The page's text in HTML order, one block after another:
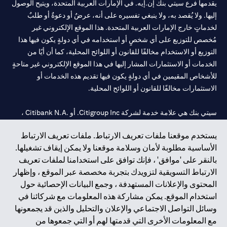
يستخدم موقعنا ملفات تعريف الارتباط. ملفات تعريف الارتباط
الأساسية مطلوبة لأمان وسلامة موقعنا ولا يمكن إيقاف تشغيلها.
بالنقر على 'موافق' ، فإنك توافق على استخدامنا لملفات تعريف
الارتباط التسويقية لتزويدك بتجربة مخصصة عبر الموقع ، وإظهار
المحتوى والإعلانات المستهدفة ، وجمع البيانات الإحصائية حول
استخدام الموقع. يمكن مشاركة هذه المعلومات مع شركائنا في
وسائل التواصل الاجتماعي والإعلان والتحليل والذين قد يجمعونها
مع المعلومات الأخرى التي قدمتها لهم أو التي جمعوها من
يقدمها فرع سيتي بنك إن.إيه. في الإمارات العربية المتحدة، ويتيح الوصول
إليها. ولا يُقصد به، ولا ينبغي تفسيره على أنه، عرضٌ أو دعوةٌ أو طلبٌ
لخدماتٍ خارج الإمارات العربية المتحدة. هذا الموقع الإلكتروني غير
مُخصص للتوزيع على أي شخصٍ أو استخدامه في أي دولةٍ يكون فيها هذا
التوزيع أو الاستخدام مخالفًا للقانون أو اللوائح المحلية، كما أن أيًا من
الخدمات أو الاستثمارات المشار إليها في هذا الموقع الإلكتروني غير متاحةٍ
للأشخاص المقيمين في أي دولةٍ يكون فيها تقديم هذه الخدمات أو
الاستثمارات مخالفًا للقانون أو اللوائح المحلية.
سيتي بنك هي علامة خدمة لشركة Citigroup Inc. أو .Citibank N.A ،
سيتي بنك إن. إيه. الإمارات مسجل لدى مصرف الإمارات المركزي تحت
أرقام التراخيص 202563 لفرع الوصل في دبي، 531989 لفرع مول
الإمارات في دبي، و CN-1002019 لفرع أبوظبي. هاتف: 4000 311 04.
فرع سيتي بنك إن إيه - الإمارات العربية المتحدة مرخص من مصرف
الإمارات العربية المتحدة المركزي كفرع لبنك أجنبي.
سيتي بنك إن إيه الإمارات العربية المتحدة مرخص من هيئة الأوراق المالية
والسلع في الإمارات العربية المتحدة ("SCA") للقيام بالنشاط المالي لـ أ)